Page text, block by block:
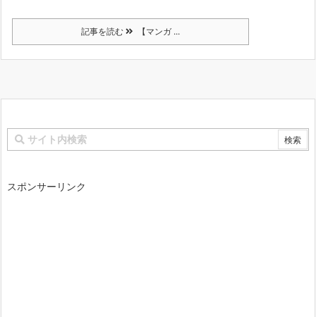
記事を読む 【マンガ ...
スポンサーリンク